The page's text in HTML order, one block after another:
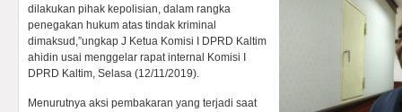
dilakukan pihak kepolisian, dalam rangka
penegakan hukum atas tindak kriminal
dimaksud,”ungkap J Ketua Komisi I DPRD Kaltim
ahidin usai menggelar rapat internal Komisi I
DPRD Kaltim, Selasa (12/11/2019).
Menurutnya aksi pembakaran yang terjadi saat